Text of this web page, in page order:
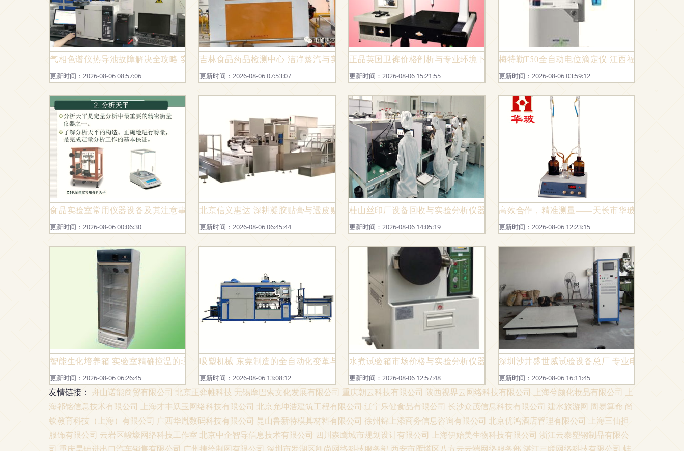
气相色谱仪热导池故障解决全攻略 实用干货与深度解析
更新时间：2026-08-06 08:57:06
吉林食品药品检测中心 洁净蒸汽与实验室通风系统创新组合，顺利通过第三方验收
更新时间：2026-08-06 07:53:07
正品英国卫裤价格剖析与专业环境下的实验分析仪器营销路径
更新时间：2026-08-06 15:21:55
梅特勒T50全自动电位滴定仪 江西福建销售维修
更新时间：2026-08-06 03:59:12
食品实验室常用仪器设备及其注意事项——实验分析仪器销售必备指南
更新时间：2026-08-06 00:06:30
北京信义惠达 深耕凝胶贴膏与透皮贴剂设备领域的一站式解决方案专家
更新时间：2026-08-06 06:45:44
桂山丝印厂设备回收与实验分析仪器销售 专业合作的新机遇
更新时间：2026-08-06 14:05:19
高效合作，精准测量——天长市华玻实验仪器厂
更新时间：2026-08-06 12:23:15
智能生化培养箱 实验室精确控温的理想选择
更新时间：2026-08-06 06:26:45
吸塑机械 东莞制造的全自动化变革与实验关联
更新时间：2026-08-06 13:08:12
水煮试验箱市场价格与实验分析仪器供销趋势分析
更新时间：2026-08-06 12:57:48
深圳沙井盛世威试验设备总厂 专业电子五金件
更新时间：2026-08-06 16:11:45
友情链接： 舟山诺能商贸有限公司 北京正弈帷科技 无锡摩巴索文化发展有限公司 重庆朝云科技有限公司 陕西视界云网络科技有限公司 上海兮颜化妆品有限公司
上
海祁铭信息技术有限公司
上海才丰跃玉网络科技有限公司 北京允坤浩建筑工程有限公司 辽宁乐健食品有限公司 长沙众茂信息科技有限公司 建水旅游网 周易算命 尚
钦教育科技（上海）有限公司 广西华胤数码科技有限公司 昆山鲁新特模具材料有限公司 徐州锦上添商务信息咨询有限公司 北京优鸿酒店管理有限公司
上海三仙担
服饰有限公司 云岩区峻壕网络科技工作室 北京中企智导信息技术有限公司 四川森鹰城市规划设计有限公司 上海伊始美生物科技有限公司 浙江云泰塑钢制品有限公
司 重庆昊珅进出口汽车销售有限公司 广州捷绘制图有限公司 深圳市罗湖区凯尚网络科技服务部 西安市雁塔区八方云云端网络服务部 湛江三联网络科技有限公司 蚌